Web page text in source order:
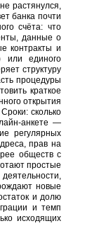
растянулся,
банка почти
счёта: что
данные о
контракты и
или единого
структуру
процедуры
краткое
открытия
сколько
—
регулярных
прав на
обществ с
простые
новые
и долю
и темп
исходящих